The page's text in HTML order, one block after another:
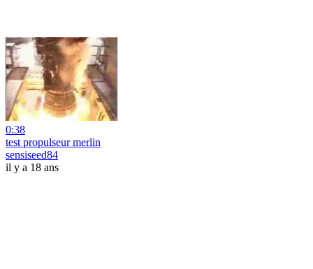
0:38
test propulseur merlin
sensiseed84
il y a 18 ans